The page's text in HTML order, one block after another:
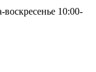
воскресенье 10:00-